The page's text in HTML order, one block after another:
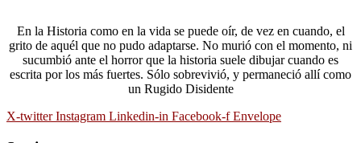
En la Historia como en la vida se puede oír, de vez en cuando, el
grito de aquél que no pudo adaptarse. No murió con el momento, ni
sucumbió ante el horror que la historia suele dibujar cuando es
escrita por los más fuertes. Sólo sobrevivió, y permaneció allí como
un Rugido Disidente
X-twitter Instagram Linkedin-in Facebook-f Envelope